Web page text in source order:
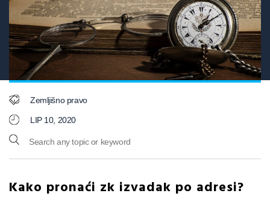
Zemljišno pravo
LIP 10, 2020
Kako pronaći zk izvadak po adresi?